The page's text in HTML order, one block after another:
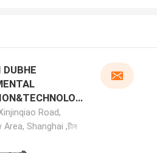
DUBHE
প্রোফাইল
Road,
Shanghai ,চীন